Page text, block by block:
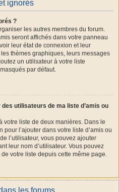
ignorés
?
les autres membres du forum.
seront affichés dans votre panneau
leur état de connexion et leur
thèmes graphiques, leurs messages
un utilisateur à votre liste
par défaut.
utilisateurs de ma liste d’amis ou
votre liste de deux manières. Dans le
l’ajouter dans votre liste d’amis ou
l’utilisateur, vous pouvez ajouter
leur nom d’utilisateur. Vous pouvez
votre liste depuis cette même page.
les forums